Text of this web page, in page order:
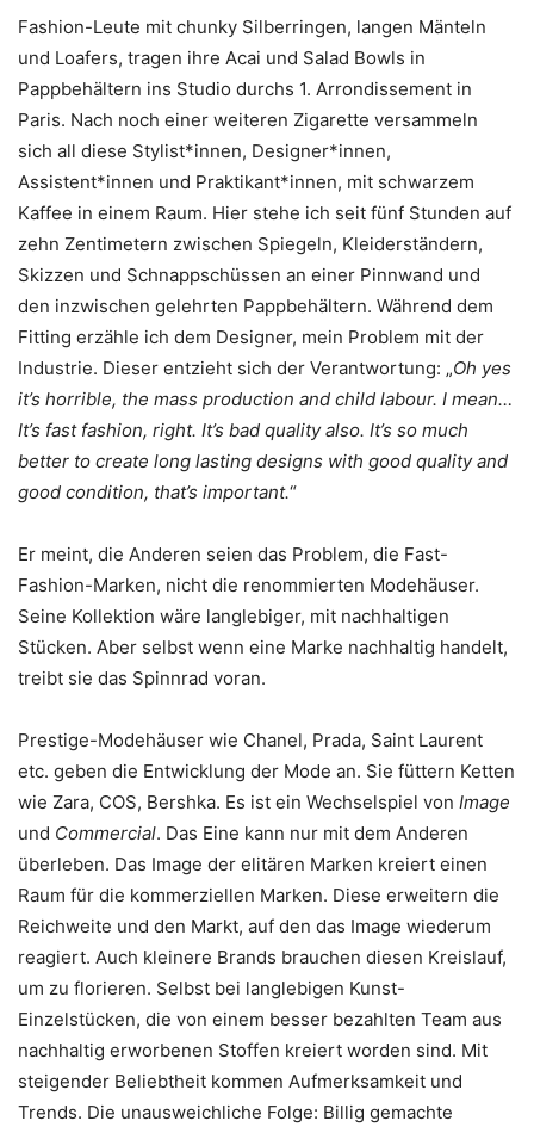
Fashion-Leute mit chunky Silberringen, langen Mänteln
und Loafers, tragen ihre Acai und Salad Bowls in
Pappbehältern ins Studio durchs 1. Arrondissement in
Paris. Nach noch einer weiteren Zigarette versammeln
sich all diese Stylist*innen, Designer*innen,
Assistent*innen und Praktikant*innen, mit schwarzem
Kaffee in einem Raum. Hier stehe ich seit fünf Stunden auf
zehn Zentimetern zwischen Spiegeln, Kleiderständern,
Skizzen und Schnappschüssen an einer Pinnwand und
den inzwischen gelehrten Pappbehältern. Während dem
Fitting erzähle ich dem Designer, mein Problem mit der
Industrie. Dieser entzieht sich der Verantwortung: „Oh yes
it’s horrible, the mass production and child labour. I mean…
It’s fast fashion, right. It’s bad quality also. It’s so much
better to create long lasting designs with good quality and
good condition, that’s important.“
Er meint, die Anderen seien das Problem, die Fast-
Fashion-Marken, nicht die renommierten Modehäuser.
Seine Kollektion wäre langlebiger, mit nachhaltigen
Stücken. Aber selbst wenn eine Marke nachhaltig handelt,
treibt sie das Spinnrad voran.
Prestige-Modehäuser wie Chanel, Prada, Saint Laurent
etc. geben die Entwicklung der Mode an. Sie füttern Ketten
wie Zara, COS, Bershka. Es ist ein Wechselspiel von Image
und Commercial. Das Eine kann nur mit dem Anderen
überleben. Das Image der elitären Marken kreiert einen
Raum für die kommerziellen Marken. Diese erweitern die
Reichweite und den Markt, auf den das Image wiederum
reagiert. Auch kleinere Brands brauchen diesen Kreislauf,
um zu florieren. Selbst bei langlebigen Kunst-
Einzelstücken, die von einem besser bezahlten Team aus
nachhaltig erworbenen Stoffen kreiert worden sind. Mit
steigender Beliebtheit kommen Aufmerksamkeit und
Trends. Die unausweichliche Folge: Billig gemachte